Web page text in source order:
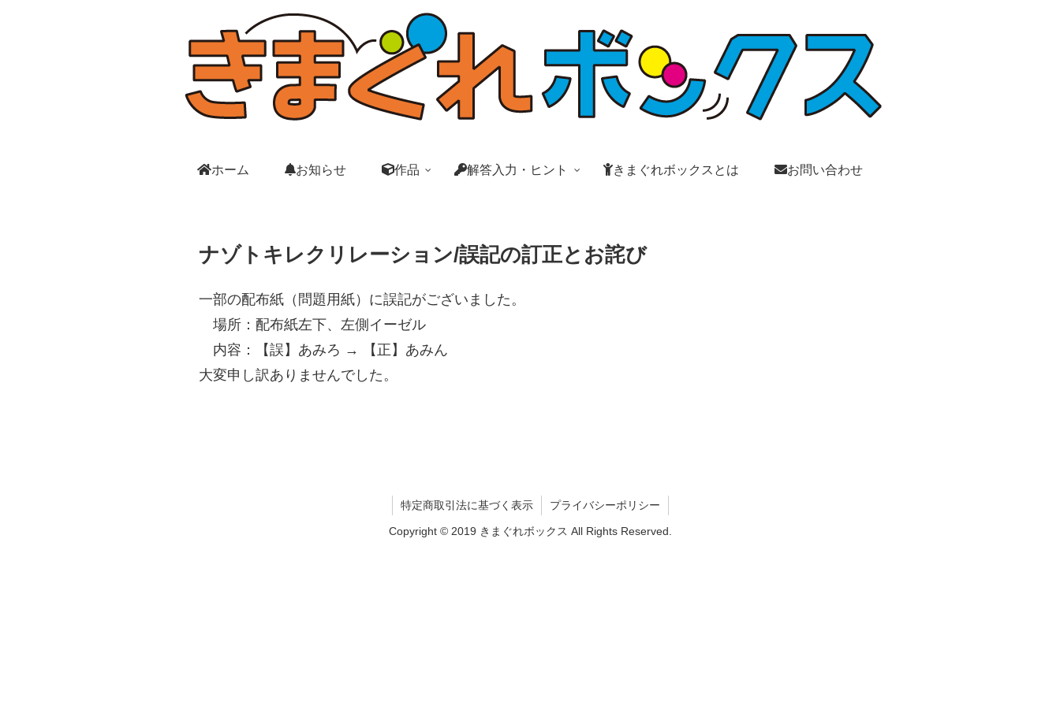
ホーム お知らせ 作品 解答入力・ヒント きまぐれボックスとは お問い合わせ
ナゾトキレクリレーション/誤記の訂正とお詫び
一部の配布紙（問題用紙）に誤記がございました。
場所：配布紙左下、左側イーゼル
内容：【誤】あみろ → 【正】あみん
大変申し訳ありませんでした。
特定商取引法に基づく表示 プライバシーポリシー
Copyright © 2019 きまぐれボックス All Rights Reserved.